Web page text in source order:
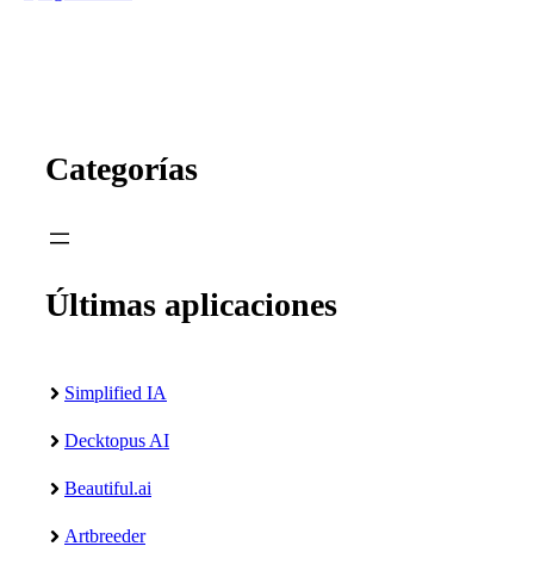
Categorías
Últimas aplicaciones
Simplified IA
Decktopus AI
Beautiful.ai
Artbreeder